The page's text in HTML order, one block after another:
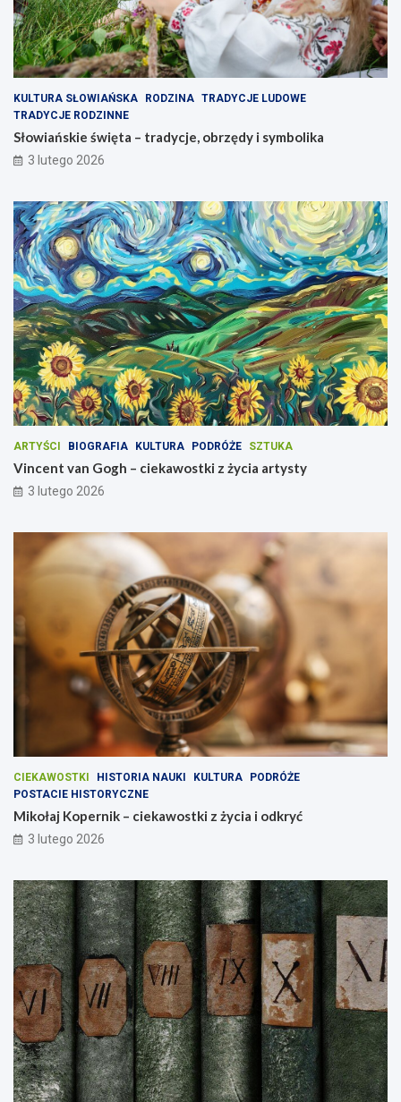
KULTURA SŁOWIAŃSKA RODZINA TRADYCJE LUDOWE
TRADYCJE RODZINNE
Słowiańskie święta – tradycje, obrzędy i symbolika
3 lutego 2026
ARTYŚCI BIOGRAFIA KULTURA PODRÓŻE SZTUKA
Vincent van Gogh – ciekawostki z życia artysty
3 lutego 2026
CIEKAWOSTKI HISTORIA NAUKI KULTURA
PODRÓŻE
POSTACIE HISTORYCZNE
Mikołaj Kopernik – ciekawostki z życia i odkryć
3 lutego 2026